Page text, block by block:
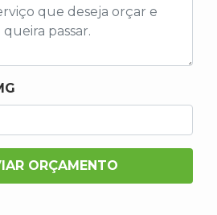
ORÇAMENTO